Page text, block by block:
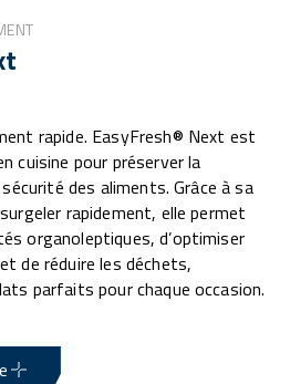
rapide. EasyFresh® Next est
cuisine pour préserver la
des aliments. Grâce à sa
rapidement, elle permet
organoleptiques, d’optimiser
de réduire les déchets,
parfaits pour chaque occasion.